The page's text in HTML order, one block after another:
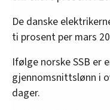
De danske
ti prosent per mars
Ifølge norske SSB er
gjennomsnittslønn i
dager.